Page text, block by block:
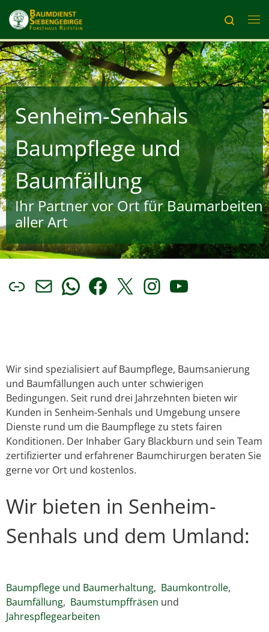
Zum Inhalt springen
Search
Senheim-Senhals
Baumpflege und
Baumfällung
Ihr Partner vor Ort für Baumarbeiten
aller Art
LinkE-Mail
WhatsApp
Facebook
X Instagram
YouTube
Wir sind spezialisiert auf Baumpflege, Baumsanierung
und Baumfällungen auch unter schwierigen
Bedingungen. Seit rund drei Jahrzehnten bieten wir
Kunden in Senheim-Senhals und Umgebung unsere
Dienste rund um die Baumpflege zu stets fairen
Konditionen. Der Inhaber Gary Blackburn und sein Team
zertifizierter und erfahrener Baumchirurgen beraten Sie
gerne vor Ort und kostenlos.
Wir bieten in Senheim-
Senhals und dem Umland:
Baumpflege und Baumerhaltung, Baumkontrolle,
Baumfällung, Baumstumpffräsen und
Jahrespflegearbeiten